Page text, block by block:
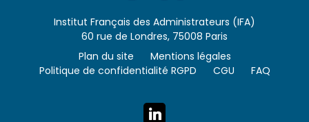
Institut Français des Administrateurs (IFA)
60 rue de Londres, 75008 Paris
Plan du site
Mentions légales
Politique de confidentialité RGPD
CGU FAQ